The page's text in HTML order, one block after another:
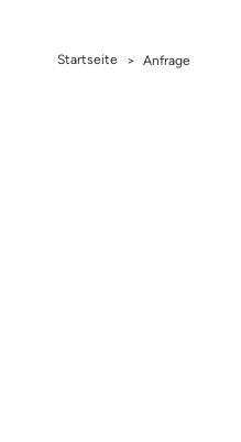
Startseite > Anfrage